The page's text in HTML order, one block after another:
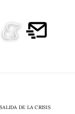
DE LA CRISIS